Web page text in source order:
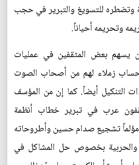
وتضطره للتسويغ والتبرير في حجب
وتحريمه أحياناً.
يسهم بعض المثقفين في عمليات
زملاء لهم من أصحاب الصوت
التنكيل أيضاً. كما إن من المؤسف
عرب في تبرير خطاب أنظمة
مؤلماً تشجيع صدام حسين وأطروحاته
والحربية بخصوص حل المشاكل في